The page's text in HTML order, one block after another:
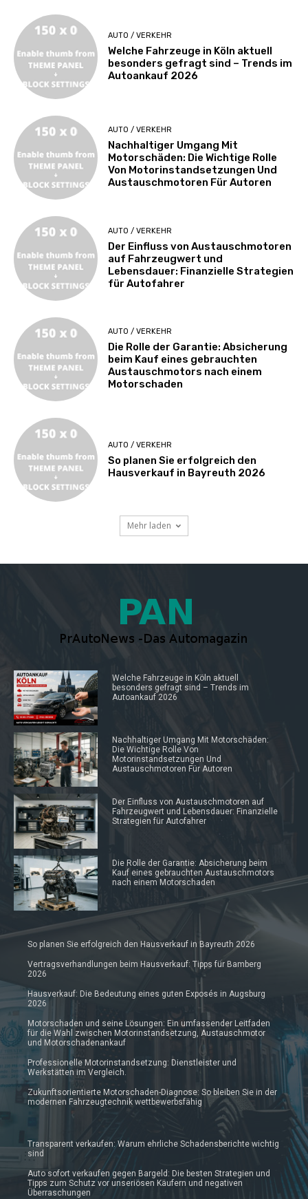
AUTO / VERKEHR
Welche Fahrzeuge in Köln aktuell
besonders gefragt sind – Trends im
Autoankauf 2026
AUTO / VERKEHR
Nachhaltiger Umgang Mit
Motorschäden: Die Wichtige Rolle
Von Motorinstandsetzungen Und
Austauschmotoren Für Autoren
AUTO / VERKEHR
Der Einfluss von Austauschmotoren
auf Fahrzeugwert und
Lebensdauer: Finanzielle Strategien
für Autofahrer
AUTO / VERKEHR
Die Rolle der Garantie: Absicherung
beim Kauf eines gebrauchten
Austauschmotors nach einem
Motorschaden
AUTO / VERKEHR
So planen Sie erfolgreich den
Hausverkauf in Bayreuth 2026
Mehr laden
Welche Fahrzeuge in Köln aktuell
besonders gefragt sind – Trends im
Autoankauf 2026
Nachhaltiger Umgang Mit Motorschäden:
Die Wichtige Rolle Von
Motorinstandsetzungen Und
Austauschmotoren Für Autoren
Der Einfluss von Austauschmotoren auf
Fahrzeugwert und Lebensdauer: Finanzielle
Strategien für Autofahrer
Die Rolle der Garantie: Absicherung beim
Kauf eines gebrauchten Austauschmotors
nach einem Motorschaden
So planen Sie erfolgreich den Hausverkauf in Bayreuth 2026
Vertragsverhandlungen beim Hausverkauf: Tipps für Bamberg
2026
Hausverkauf: Die Bedeutung eines guten Exposés in Augsburg
2026
Motorschaden und seine Lösungen: Ein umfassender Leitfaden
für die Wahl zwischen Motorinstandsetzung, Austauschmotor
und Motorschadenankauf
Professionelle Motorinstandsetzung: Dienstleister und
Werkstätten im Vergleich.
Zukunftsorientierte Motorschaden-Diagnose: So bleiben Sie in der
modernen Fahrzeugtechnik wettbewerbsfähig
Transparent verkaufen: Warum ehrliche Schadensberichte wichtig
sind
Auto sofort verkaufen gegen Bargeld: Die besten Strategien und
Tipps zum Schutz vor unseriösen Käufern und negativen
Überraschungen